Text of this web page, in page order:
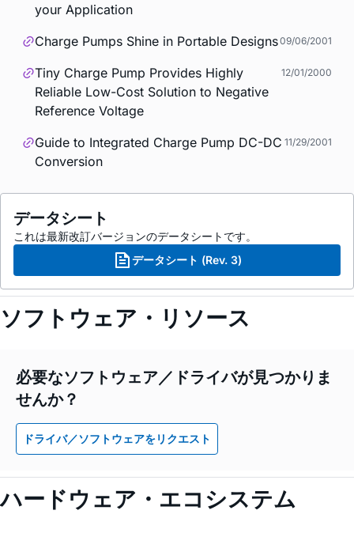
your Application
Charge Pumps Shine in Portable Designs09/06/2001
Tiny Charge Pump Provides Highly
Reliable Low-Cost Solution to Negative
Reference Voltage
12/01/2000
Guide to Integrated Charge Pump DC-DC
Conversion
11/29/2001
データシート
これは最新改訂バージョンのデータシートです。
データシート (Rev. 3)
ソフトウェア・リソース
必要なソフトウェア／ドライバが見つかりま
せんか？
ドライバ／ソフトウェアをリクエスト
ハードウェア・エコシステム